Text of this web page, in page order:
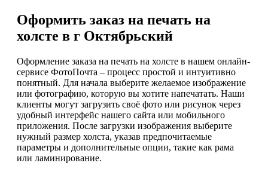
Оформить заказ на печать на
холсте в г Октябрьский
Оформление заказа на печать на холсте в нашем онлайн-
сервисе ФотоПочта – процесс простой и интуитивно
понятный. Для начала выберите желаемое изображение
или фотографию, которую вы хотите напечатать. Наши
клиенты могут загрузить своё фото или рисунок через
удобный интерфейс нашего сайта или мобильного
приложения. После загрузки изображения выберите
нужный размер холста, указав предпочитаемые
параметры и дополнительные опции, такие как рама
или ламинирование.